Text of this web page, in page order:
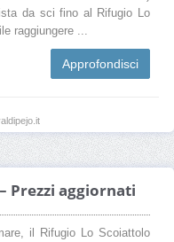
da sci fino al Rifugio Lo
raggiungere ...
Approfondisci
Prezzi aggiornati
il Rifugio Lo Scoiattolo